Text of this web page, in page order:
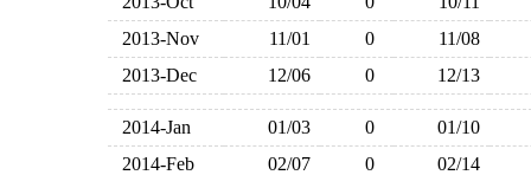
2013-Nov
11/01 0
11/08
2013-Dec
12/06 0 12/13
2014-Jan 01/03 0
01/10
2014-Feb
02/07 0
02/14